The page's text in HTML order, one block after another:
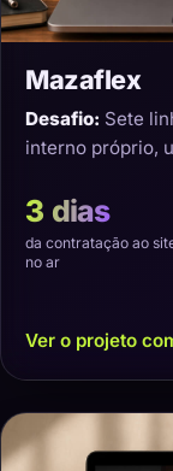
Mazaflex
Desafio: Sete
interno próprio,
3 dias
da contratação ao
no ar
Ver o projeto